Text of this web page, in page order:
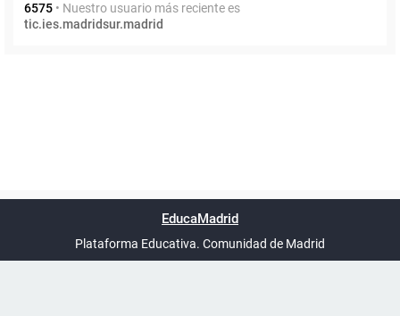
6575 • Nuestro usuario más reciente es
tic.ies.madridsur.madrid
UTC+02:00
phpBB España
EducaMadrid
Plataforma Educativa. Comunidad de Madrid